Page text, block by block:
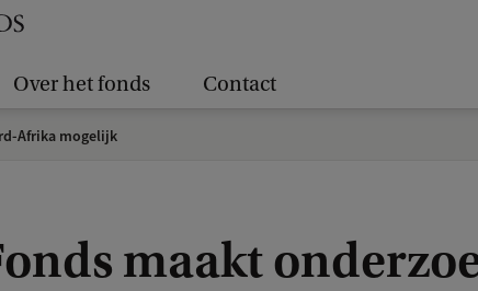
Over het fonds Contact
Afrika mogelijk
maakt